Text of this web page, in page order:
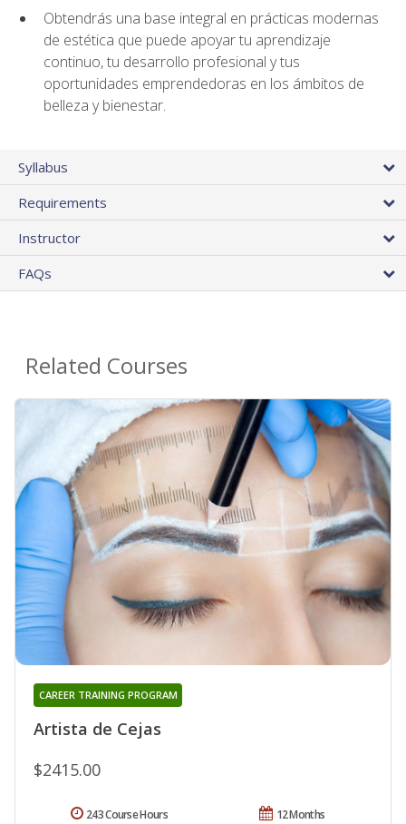
Obtendrás una base integral en prácticas modernas
de estética que puede apoyar tu aprendizaje
continuo, tu desarrollo profesional y tus
oportunidades emprendedoras en los ámbitos de
belleza y bienestar.
Syllabus
Requirements
Instructor
FAQs
Related Courses
Artista de Cejas
CAREER TRAINING PROGRAM
$2415.00
12 Months
243 Course Hours